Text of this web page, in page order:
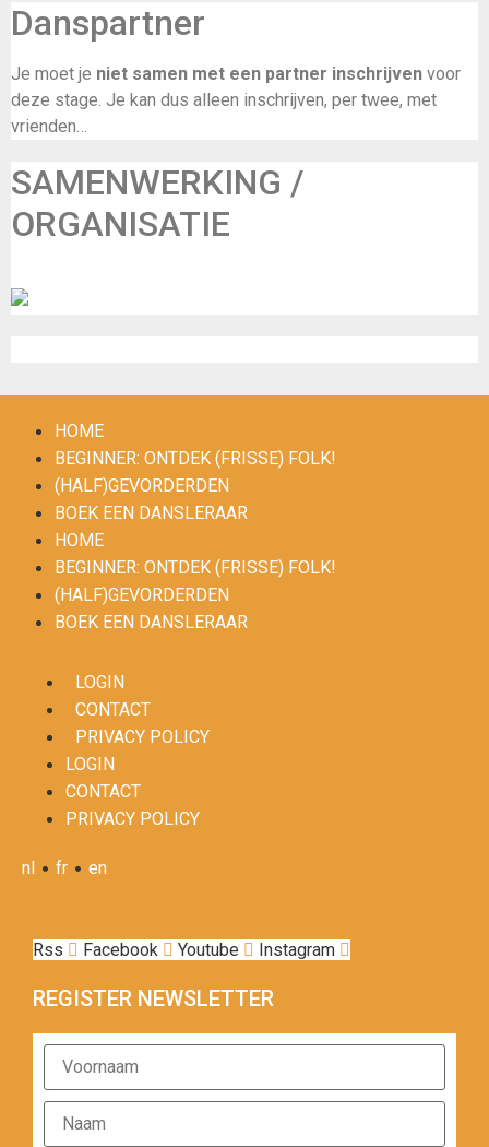
Danspartner
Je moet je niet samen met een partner inschrijven voor
deze stage. Je kan dus alleen inschrijven, per twee, met
vrienden…
SAMENWERKING /
ORGANISATIE
HOME
BEGINNER: ONTDEK (FRISSE) FOLK!
(HALF)GEVORDERDEN
BOEK EEN DANSLERAAR
HOME
BEGINNER: ONTDEK (FRISSE) FOLK!
(HALF)GEVORDERDEN
BOEK EEN DANSLERAAR
LOGIN
CONTACT
PRIVACY POLICY
LOGIN
CONTACT
PRIVACY POLICY
nl • fr • en
Rss Facebook Youtube Instagram
REGISTER NEWSLETTER